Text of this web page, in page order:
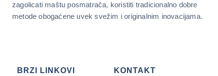
zagolicati maštu posmatrača, koristiti tradicionalno dobre
metode obogaćene uvek svežim i originalnim inovacijama.
BRZI LINKOVI KONTAKT